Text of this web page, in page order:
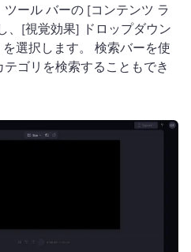
ツール バーの [コンテンツ ラ
、[視覚効果] ドロップダウン
選択します。 検索バーを使
ゴリを検索することもでき